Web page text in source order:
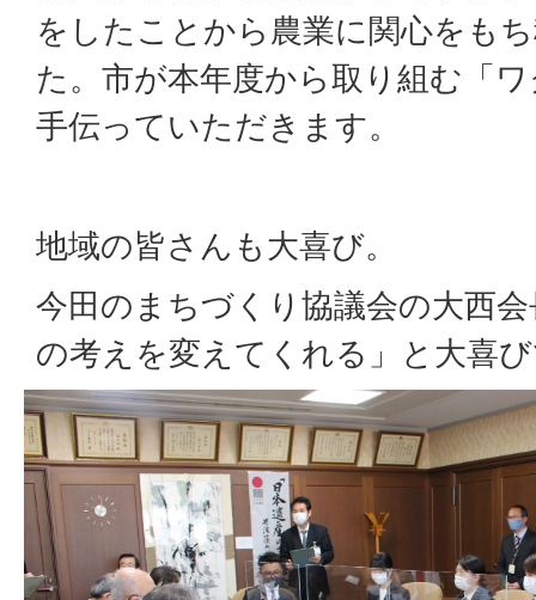
をしたことから農業に関心をも
た。市が本年度から取り組む「
手伝っていただきます。
地域の皆さんも大喜び。
今田のまちづくり協議会の大西
の考えを変えてくれる」と大喜